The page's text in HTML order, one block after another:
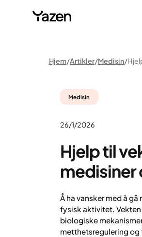
Hjem Artikler Medisin
Medisin
26/1/2026
Hjelp til
medisiner
Å ha vansker med å
fysisk aktivitet.
biologiske
metthetsregulering og